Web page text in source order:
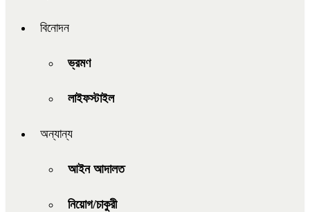
বিনোদন
ভ্রমণ
লাইফস্টাইল
অন্যান্য
আইন আদালত
নিয়োগ/চাকুরী